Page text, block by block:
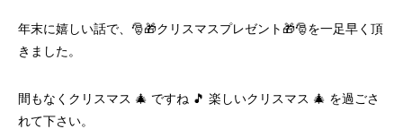
年末に嬉しい話で、🎅🎁クリスマスプレゼント🎁🎅を一足早く頂
きました。
間もなくクリスマス 🎄 ですね 🎵 楽しいクリスマス 🎄 を過ごさ
れて下さい。